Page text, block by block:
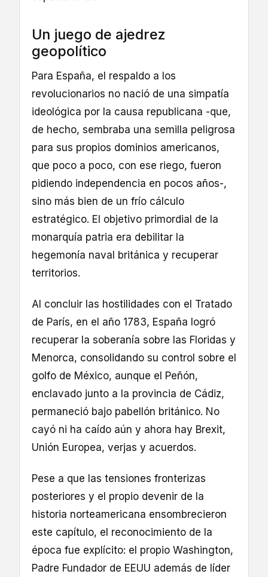
Un juego de ajedrez
geopolítico
Para España, el respaldo a los
revolucionarios no nació de una simpatía
ideológica por la causa republicana -que,
de hecho, sembraba una semilla peligrosa
para sus propios dominios americanos,
que poco a poco, con ese riego, fueron
pidiendo independencia en pocos años-,
sino más bien de un frío cálculo
estratégico. El objetivo primordial de la
monarquía patria era debilitar la
hegemonía naval británica y recuperar
territorios.
Al concluir las hostilidades con el Tratado
de París, en el año 1783, España logró
recuperar la soberanía sobre las Floridas y
Menorca, consolidando su control sobre el
golfo de México, aunque el Peñón,
enclavado junto a la provincia de Cádiz,
permaneció bajo pabellón británico. No
cayó ni ha caído aún y ahora hay Brexit,
Unión Europea, verjas y acuerdos.
Pese a que las tensiones fronterizas
posteriores y el propio devenir de la
historia norteamericana ensombrecieron
este capítulo, el reconocimiento de la
época fue explícito: el propio Washington,
Padre Fundador de EEUU además de líder